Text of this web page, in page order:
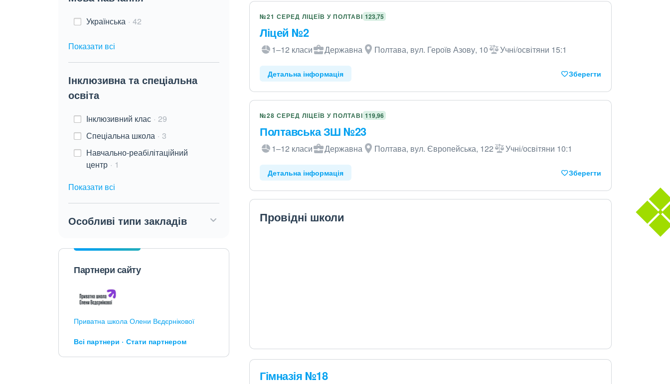
Українська 42
Показати всі
Інклюзивна та спеціальна
освіта
Інклюзивний клас
29
Спеціальна школа
3
Навчально-реабілітаційний
центр
1
Показати всі
Особливі типи закладів
Партнери сайту
Приватна школа Олени Вєдєрнікової
Всі партнери Стати партнером
№21 СЕРЕД ЛІЦЕЇВ У ПОЛТАВІ 123,75
Ліцей №2
1–12 класи Державна Полтава, вул. Героїв Азову, 10 Учні/освітяни 15:1
Детальна інформація Зберегти
№28 СЕРЕД ЛІЦЕЇВ У ПОЛТАВІ 119,96
Полтавська ЗШ №23
1–12 класи Державна Полтава, вул. Європейська, 122 Учні/освітяни 10:1
Детальна інформація Зберегти
Провідні школи
Гімназія №18